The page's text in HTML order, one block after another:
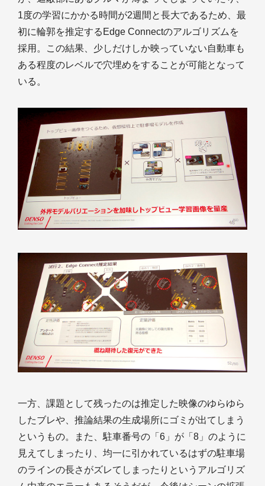
1度の学習にかかる時間が2週間と長大であるため、最
初に輪郭を推定するEdge Connectのアルゴリズムを
採用。この結果、少しだけしか映っていない自動車も
ある程度のレベルで穴埋めをすることが可能となって
いる。
一方、課題として残ったのは推定した映像のゆらゆら
したブレや、推論結果の生成場所にゴミが出てしまう
というもの。また、駐車番号の「6」が「8」のように
見えてしまったり、均一に引かれているはずの駐車場
のラインの長さがズレてしまったりというアルゴリズ